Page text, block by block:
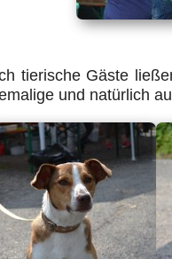
tierische Gäste
und natürlich